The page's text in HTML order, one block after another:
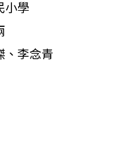
小學
、李念青